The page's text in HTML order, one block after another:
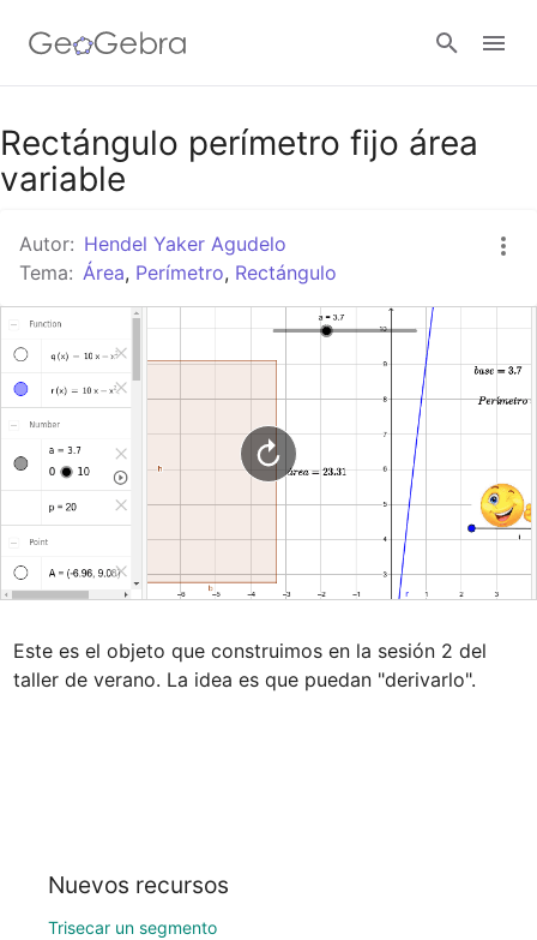
Google Classroom
Abrir sesión
Rectángulo perímetro fijo área
variable
Autor: Hendel Yaker Agudelo
Tema: Área, Perímetro, Rectángulo
Este es el objeto que construimos en la sesión 2 del
taller de verano. La idea es que puedan "derivarlo".
Nuevos recursos
Trisecar un segmento